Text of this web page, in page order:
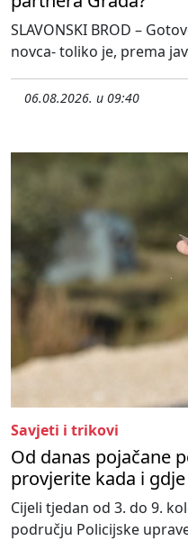
SLAVONSKI BROD –
novca- toliko je, prema
06.08.2026. u 09:40
Savjeti i trikovi
Od danas pojačane
provjerite kada i gdje
Cijeli tjedan od 3. do 9.
području Policijske